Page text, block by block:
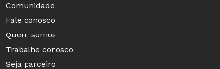
Comunidade
Fale conosco
Quem somos
Trabalhe conosco
Seja parceiro